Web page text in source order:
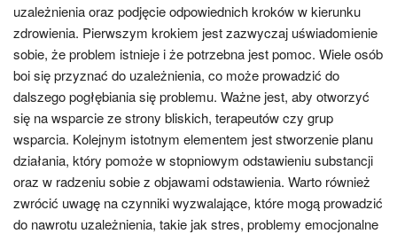
uzależnienia oraz podjęcie odpowiednich kroków w kierunku
zdrowienia. Pierwszym krokiem jest zazwyczaj uświadomienie
sobie, że problem istnieje i że potrzebna jest pomoc. Wiele osób
boi się przyznać do uzależnienia, co może prowadzić do
dalszego pogłębiania się problemu. Ważne jest, aby otworzyć
się na wsparcie ze strony bliskich, terapeutów czy grup
wsparcia. Kolejnym istotnym elementem jest stworzenie planu
działania, który pomoże w stopniowym odstawieniu substancji
oraz w radzeniu sobie z objawami odstawienia. Warto również
zwrócić uwagę na czynniki wyzwalające, które mogą prowadzić
do nawrotu uzależnienia, takie jak stres, problemy emocjonalne